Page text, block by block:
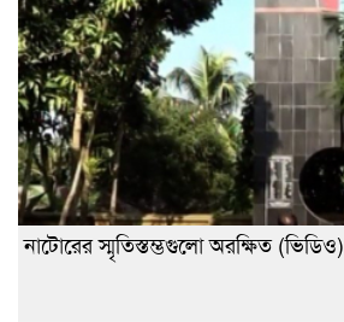
নাটোরের স্মৃতিস্তম্ভগুলো অরক্ষিত (ভিডিও)